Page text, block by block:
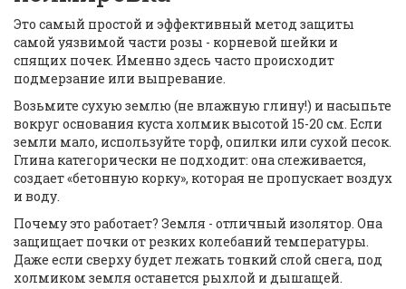
Это самый простой и эффективный метод защиты
самой уязвимой части розы - корневой шейки и
спящих почек. Именно здесь часто происходит
подмерзание или выпревание.
Возьмите сухую землю (не влажную глину!) и насыпьте
вокруг основания куста холмик высотой 15-20 см. Если
земли мало, используйте торф, опилки или сухой песок.
Глина категорически не подходит: она слеживается,
создает «бетонную корку», которая не пропускает воздух
и воду.
Почему это работает? Земля - отличный изолятор. Она
защищает почки от резких колебаний температуры.
Даже если сверху будет лежать тонкий слой снега, под
холмиком земля останется рыхлой и дышащей.